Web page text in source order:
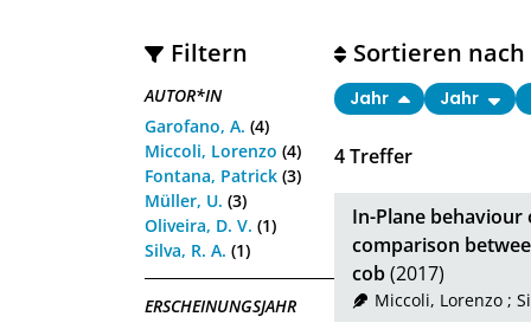
Filtern
AUTOR*IN
Garofano, A. (4)
Miccoli, Lorenzo (4)
Fontana, Patrick (3)
Müller, U. (3)
Oliveira, D. V. (1)
Silva, R. A. (1)
ERSCHEINUNGSJAHR
4Treffer
Sortieren nach
Jahr Jahr
In-Plane
comparison
cob(2017)
Miccoli, Lorenzo;